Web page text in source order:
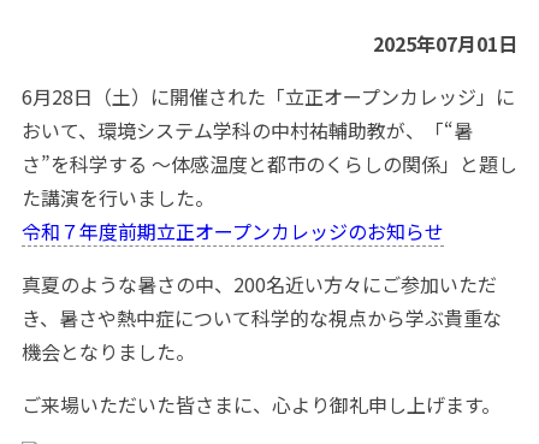
2025年07月01日
6月28日（土）に開催された「立正オープンカレッジ」に
おいて、環境システム学科の中村祐輔助教が、「“暑
さ”を科学する 〜体感温度と都市のくらしの関係」と題し
た講演を行いました。
令和７年度前期立正オープンカレッジのお知らせ
真夏のような暑さの中、200名近い方々にご参加いただ
き、暑さや熱中症について科学的な視点から学ぶ貴重な
機会となりました。
ご来場いただいた皆さまに、心より御礼申し上げます。